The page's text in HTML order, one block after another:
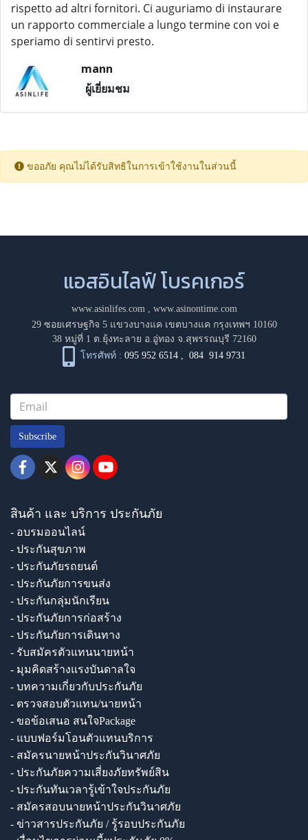
rispetto ad altri fornitori. Ci auguriamo di instaurare
un rapporto commerciale a lungo termine con voi e
speriamo di sentirvi presto.
mann
ผู้เยี่ยมชม
ขออภัย คุณไม่ได้รับสิทธิในการเข้าใช้งานในส่วนนี้
แอสอินไลฟ์ โบรคเกอร์
www.asinlifes.com, www.asinontime.com
29 ซอยเศรษฐกิจ 5 แขวงบางแค เขตบางแค กรุงเทพฯ 10160
38 หมู่ที่ 1 ต.ยุ้งทะลาย อ.อู่ทอง จ.สุพรรณบุรี 72160
โทรศัพท์ : 095 952 6514 ,084 914 9731
Subscribe
สินค้า และ บริการ ประกันภัย
- อบรมออนไลน์
- ประกันสุขภาพ
- ประกันภัยรถยนต์
- ประกันภัยการขนส่ง
- ประกันกลุ่มนักเรียน
- ประกันภัยการก่อสร้าง
- ประกันภัยการเดินทาง
- รับสมัครตัวแทนนายหน้า
- มุมคิดสร้างแรงบันดาลใจ
- บทความเกี่ยวกับประกันภัย
- ตรวจสอบตัวแทน/นายหน้า
- ขอข้อเสนอ สนใจPackage
- แบบฟอร์มโอนตัวแทนบริการ
- สมัครนายหน้าประกันวินาศภัย
- ประกันภัยความเสี่ยงภัยทรัพย์สิน
- ประกันทันเวลารู้เข้าใจประกันภัย
- สมัครสอบนายหน้าประกันวินาศภัย
- ข่าวสารประกันภัย / รู้รอบประกันภัย